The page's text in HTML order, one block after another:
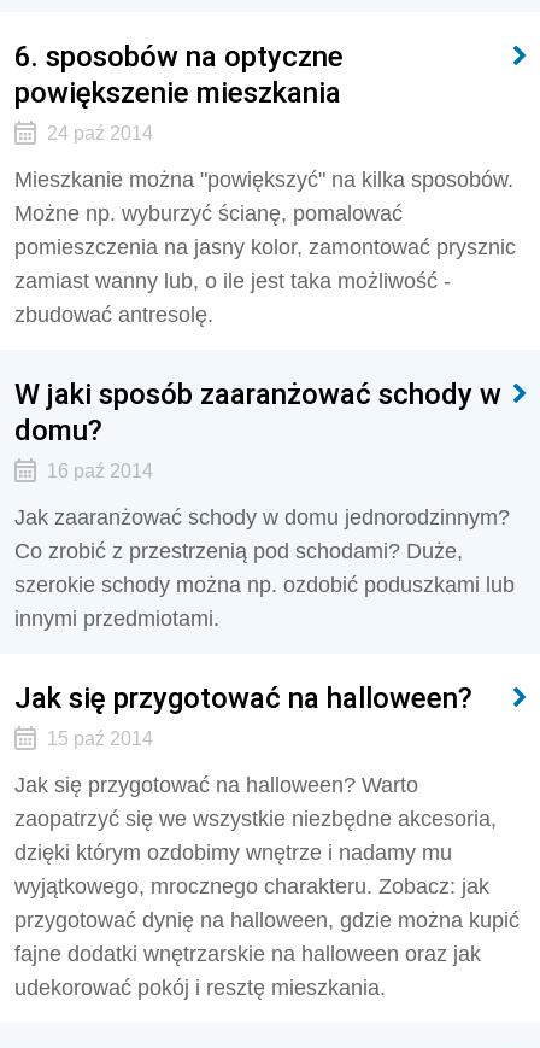
6. sposobów na optyczne
powiększenie mieszkania
24 paź 2014
Mieszkanie można "powiększyć" na kilka sposobów.
Możne np. wyburzyć ścianę, pomalować
pomieszczenia na jasny kolor, zamontować prysznic
zamiast wanny lub, o ile jest taka możliwość -
zbudować antresolę.
W jaki sposób zaaranżować schody w
domu?
16 paź 2014
Jak zaaranżować schody w domu jednorodzinnym?
Co zrobić z przestrzenią pod schodami? Duże,
szerokie schody można np. ozdobić poduszkami lub
innymi przedmiotami.
Jak się przygotować na halloween?
15 paź 2014
Jak się przygotować na halloween? Warto
zaopatrzyć się we wszystkie niezbędne akcesoria,
dzięki którym ozdobimy wnętrze i nadamy mu
wyjątkowego, mrocznego charakteru. Zobacz: jak
przygotować dynię na halloween, gdzie można kupić
fajne dodatki wnętrzarskie na halloween oraz jak
udekorować pokój i resztę mieszkania.